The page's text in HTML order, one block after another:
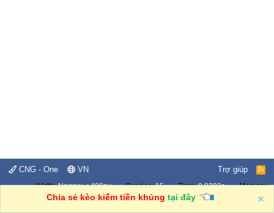
CNG - One VN Trợ giúp
R
S
Width Queries 15 Time 0.0302s
Memory
Chia sẻ kèo kiếm tiền khủng tại đây